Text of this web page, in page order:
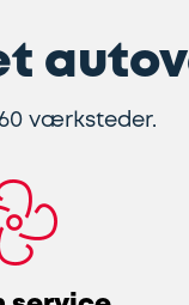
værksteder.